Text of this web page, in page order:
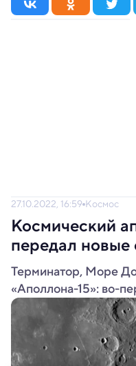
27.10.2022, 16:59 Космос
Космический
передал
Терминатор, Море
«Аполлона-15»: во-